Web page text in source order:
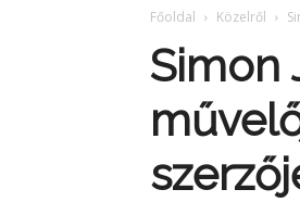
Főoldal Közelről
Simon